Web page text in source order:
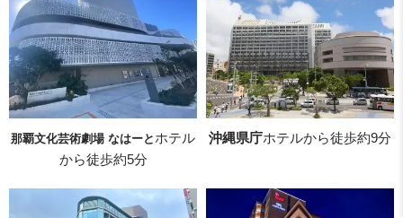
那覇文化芸術劇場 なはーと ホテル
から徒歩約5分
沖縄県庁ホテルから徒歩約9分